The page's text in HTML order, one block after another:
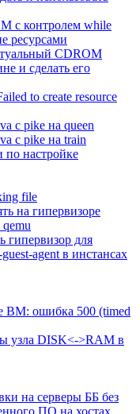
с контролем while
ресурсами
CDROM
и сделать его
to create resource
с pike на queen
с pike на train
по настройке
file
на гипервизоре
гипервизор для
agent в инстансах
ВМ: ошибка 500 (timed
узла DISK<->RAM в
на серверы ББ без
ПО на хостах